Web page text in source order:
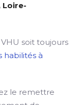
Loire-
soit toujours
habilités à
le remettre